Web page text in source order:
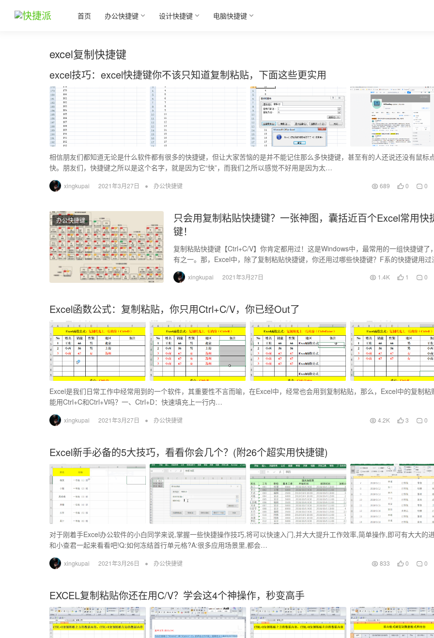
首页 办公快捷键 设计快捷键 电脑快捷键
excel复制快捷键
excel技巧：excel快捷键你不该只知道复制粘贴，下面这些更实用
相信朋友们都知道无论是什么软件都有很多的快捷键，但让大家苦恼的是并不能记住那么多快捷键，甚至有的人还说还没有鼠标
快。朋友们，快捷键之所以是这个名字，就是因为它“快”，而我们之所以感觉不好用是因为太…
xingkupai 2021年3月27日 • 办公快捷键 689 0 0
办公快捷键
只会用复制粘贴快捷键？一张神图，囊括近百个Excel常用快
键！
复制粘贴快捷键【Ctrl+C/V】你肯定都用过！这是Windows中，最常用的一组快捷键了
有之一。那，Excel中，除了复制粘贴快捷键，你还用过哪些快捷键？F系的快捷键用过
Ctrl系的快捷键？…
xingkupai 2021年3月27日 1.4K 1 0
Excel函数公式：复制粘贴，你只用Ctrl+C/V，你已经Out了
Excel是我们日常工作中经常用到的一个软件，其重要性不言而喻，在Excel中，经常也会用到复制粘贴，那么，Excel中的复制粘
能用Ctrl+C和Ctrl+V吗？一、Ctrl+D：快速填充上一行内…
xingkupai 2021年3月27日 • 办公快捷键 4.2K 3 0
Excel新手必备的5大技巧，看看你会几个？(附26个超实用快捷键)
对于刚着手Excel办公软件的小白同学来说,掌握一些快捷操作技巧,将可以快速入门,并大大提升工作效率,简单操作,即可有大大的
和小查君一起来看看吧!Q:如何冻结首行单元格?A:很多应用场景里,都会…
xingkupai 2021年3月26日 • 办公快捷键 833 0 0
EXCEL复制粘贴你还在用C/V？学会这4个神操作，秒变高手